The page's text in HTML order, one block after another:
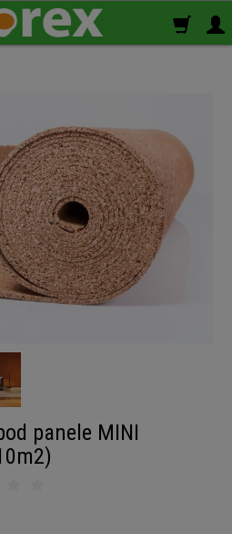
korkowe
korkowe
korkowy
panele
izolacyjny
akustyczna
do korka
surowa
terrarium
korkowe
panele MINI